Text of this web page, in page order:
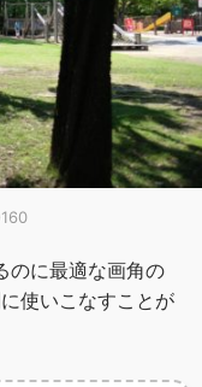
のに最適な画角の
使いこなすことが